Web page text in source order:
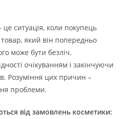
ситуація, коли покупець
який він попередньо
може бути безліч,
очікуванням і закінчуючи
Розуміння цих причин –
проблеми.
від замовлень косметики: